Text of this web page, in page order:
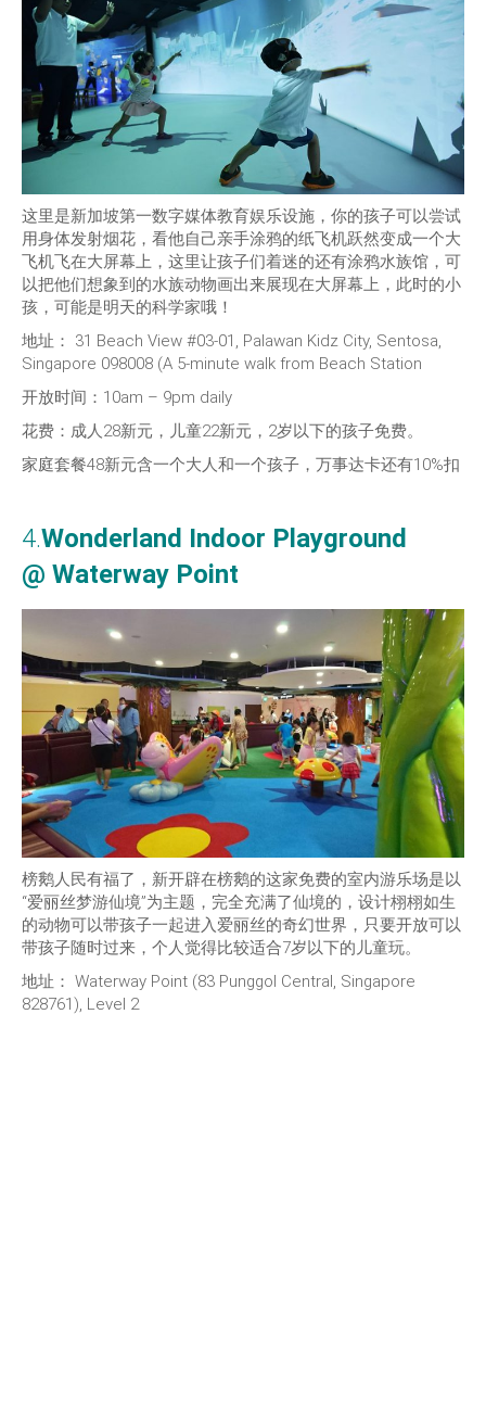
这里是新加坡第一数字媒体教育娱乐设施，你的孩子可以尝试
用身体发射烟花，看他自己亲手涂鸦的纸飞机跃然变成一个大
飞机飞在大屏幕上，这里让孩子们着迷的还有涂鸦水族馆，可
以把他们想象到的水族动物画出来展现在大屏幕上，此时的小
孩，可能是明天的科学家哦！
地址：
31 Beach View #03-01, Palawan Kidz City, Sentosa,
Singapore 098008 (A 5-minute walk from Beach Station
开放时间：10am – 9pm daily
花费：成人28新元，儿童22新元，2岁以下的孩子免费。
家庭套餐48新元含一个大人和一个孩子，万事达卡还有10%扣
4.Wonderland Indoor Playground
@ Waterway Point
榜鹅人民有福了，新开辟在榜鹅的这家免费的室内游乐场是以
“爱丽丝梦游仙境”为主题，完全充满了仙境的，设计栩栩如生
的动物可以带孩子一起进入爱丽丝的奇幻世界，只要开放可以
带孩子随时过来，个人觉得比较适合7岁以下的儿童玩。
地址： Waterway Point (83 Punggol Central, Singapore
828761), Level 2